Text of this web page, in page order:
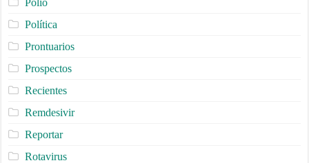
Política
Prontuarios
Prospectos
Recientes
Remdesivir
Reportar
Rotavirus